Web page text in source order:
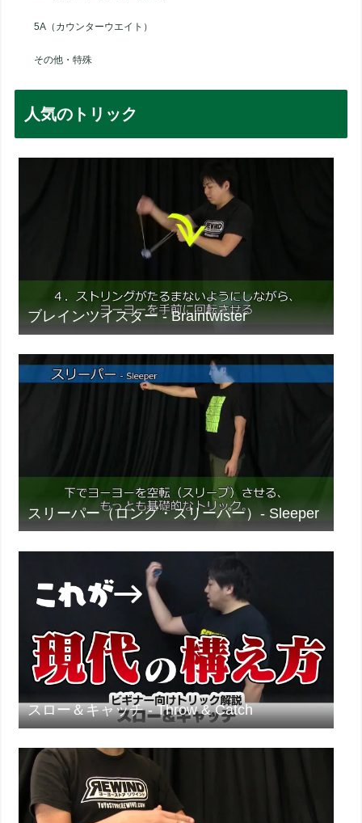
5A（カウンターウエイト）
その他・特殊
人気のトリック
ブレインツイスター - Braintwister
スリーパー（ロング・スリーパー）- Sleeper
スロー＆キャッチ - Throw & Catch